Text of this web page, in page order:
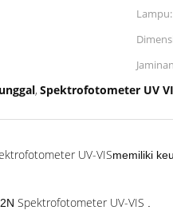
Lampu:
, Spektrofotometer UV
UV-VISmemiliki
Spektrofotometer UV-VIS